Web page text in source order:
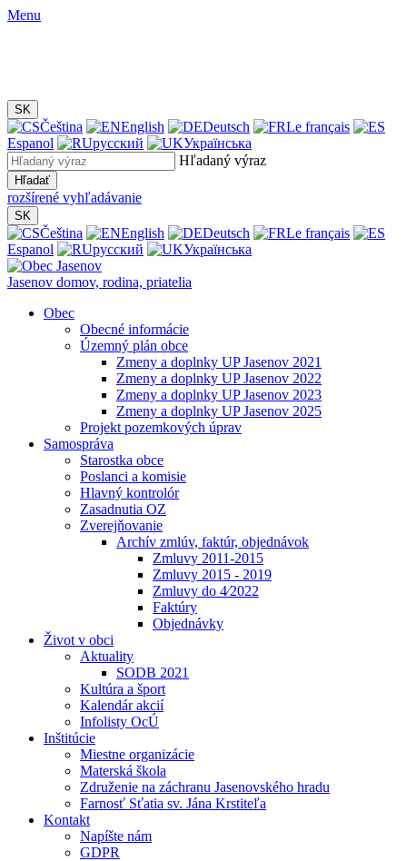
Menu
SK
Čeština English Deutsch
Le français
Espanol
русский
Українська
Hľadaný výraz
Hľadať
rozšírené vyhľadávanie
SK
Čeština English Deutsch
Le français
Espanol
русский Українська
Jasenov domov, rodina, priatelia
Obec
Obecné informácie
Územný plán obce
Zmeny a doplnky UP Jasenov 2021
Zmeny a doplnky UP Jasenov 2022
Zmeny a doplnky UP Jasenov 2023
Zmeny a doplnky UP Jasenov 2025
Projekt pozemkových úprav
Samospráva
Starostka obce
Poslanci a komisie
Hlavný kontrolór
Zasadnutia OZ
Zverejňovanie
Archív zmlúv, faktúr, objednávok
Zmluvy 2011-2015
Zmluvy 2015 - 2019
Zmluvy do 4⁄2022
Faktúry
Objednávky
Život v obci
Aktuality
SODB 2021
Kultúra a šport
Kalendár akcií
Infolisty OcÚ
Inštitúcie
Miestne organizácie
Materská škola
Združenie na záchranu Jasenovského hradu
Farnosť Sťatia sv. Jána Krstiteľa
Kontakt
Napíšte nám
GDPR